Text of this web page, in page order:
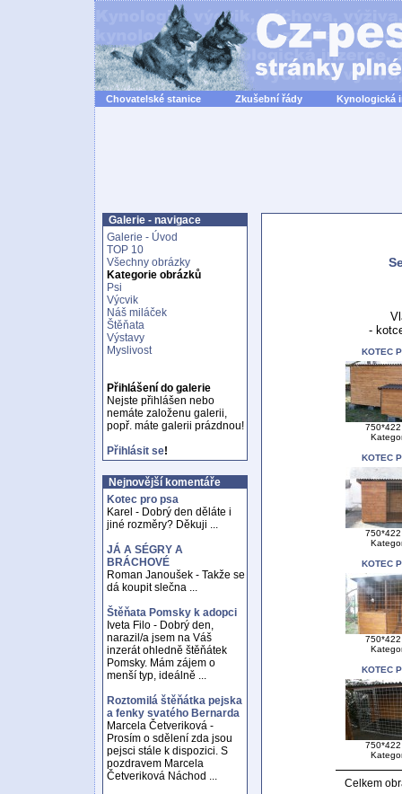
Chovatelské stanice Zkušební řády Kynologická
Galerie - navigace
Galerie - Úvod
TOP 10
Všechny obrázky
Kategorie obrázků
Psi
Výcvik
Náš miláček
Štěňata
Výstavy
Myslivost
Přihlášení do galerie
Nejste přihlášen nebo
nemáte založenu galerii,
popř. máte galerii prázdnou!
Přihlásit se!
Nejnovější komentáře
Kotec pro psa
Karel - Dobrý den děláte i
jiné rozměry? Děkuji ...
JÁ A SÉGRY A
BRÁCHOVÉ
Roman Janoušek - Takže se
dá koupit slečna ...
Štěňata Pomsky k adopci
Iveta Filo - Dobrý den,
narazil/a jsem na Váš
inzerát ohledně štěňátek
Pomsky. Mám zájem o
menší typ, ideálně ...
Roztomilá štěňátka pejska
a fenky svatého Bernarda
Marcela Četveriková -
Prosím o sdělení zda jsou
pejsci stále k dispozici. S
pozdravem Marcela
Četveriková Náchod ...
-
KOTEC
KOTEC
KOTEC
KOTEC
Celkem